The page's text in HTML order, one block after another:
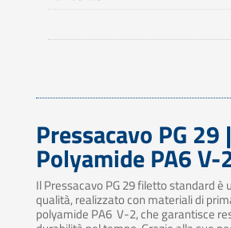
Pressacavo PG 29 |
Polyamide PA6 V-
Il Pressacavo PG 29 filetto standard è
qualità, realizzato con materiali di
polyamide PA6 V-2, che garantisce